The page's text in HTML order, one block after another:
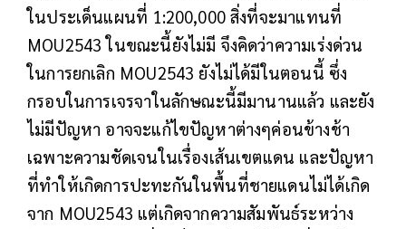
ในประเด็นแผนที่ 1:200,000 สิ่งที่จะมาแทนที่
MOU2543 ในขณะนี้ยังไม่มี จึงคิดว่าความเร่งด่วน
ในการยกเลิก MOU2543 ยังไม่ได้มีในตอนนี้ ซึ่ง
กรอบในการเจรจาในลักษณะนี้มีมานานแล้ว และยัง
ไม่มีปัญหา อาจจะแก้ไขปัญหาต่างๆค่อนข้างช้า
เฉพาะความชัดเจนในเรื่องเส้นเขตแดน และปัญหา
ที่ทำให้เกิดการปะทะกันในพื้นที่ชายแดนไม่ได้เกิด
จาก MOU2543 แต่เกิดจากความสัมพันธ์ระหว่าง